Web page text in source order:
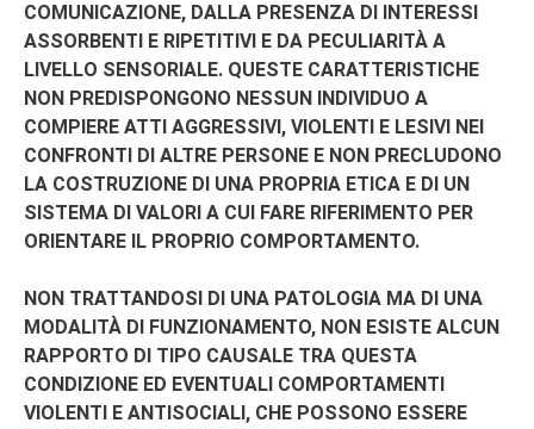
COMUNICAZIONE, DALLA PRESENZA DI INTERESSI
ASSORBENTI E RIPETITIVI E DA PECULIARITÀ A
LIVELLO SENSORIALE. QUESTE CARATTERISTICHE
NON PREDISPONGONO NESSUN INDIVIDUO A
COMPIERE ATTI AGGRESSIVI, VIOLENTI E LESIVI NEI
CONFRONTI DI ALTRE PERSONE E NON PRECLUDONO
LA COSTRUZIONE DI UNA PROPRIA ETICA E DI UN
SISTEMA DI VALORI A CUI FARE RIFERIMENTO PER
ORIENTARE IL PROPRIO COMPORTAMENTO.
NON TRATTANDOSI DI UNA PATOLOGIA MA DI UNA
MODALITÀ DI FUNZIONAMENTO, NON ESISTE ALCUN
RAPPORTO DI TIPO CAUSALE TRA QUESTA
CONDIZIONE ED EVENTUALI COMPORTAMENTI
VIOLENTI E ANTISOCIALI, CHE POSSONO ESSERE